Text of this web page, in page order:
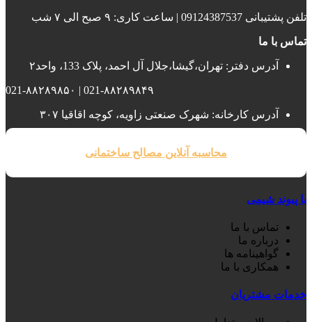
تلفن پشتیبانی 09124387537 | ساعت کاری: ۹ صبح الی ۷ شب
تماس با ما
آدرس دفتر: تهران،گیشا،جلال آل احمد، پلاک 133، واحد۲
021-۸۸۲۸۹۸۴۹ | 021-۸۸۲۸۹۸۵۰
آدرس کارخانه: شهرک صنعتی زاویه، کوچه اقاقیا ۳۰۷
محاسبه آنلاین مصالح ساختمانی
با پیوند شیمی
تماس با ما
درباره ما
گواهینامه ها
همکاری با ما
خدمات مشتریان